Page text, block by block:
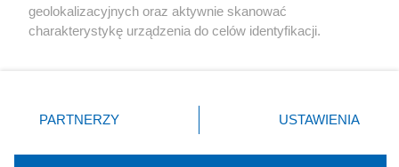
geolokalizacyjnych oraz aktywnie skanować
charakterystykę urządzenia do celów identyfikacji.
zmienić/wycofać klikając przycisk ustawień prywatności
znajdujący się w lewym dolnym rogu strony
rodzaje przetwarzania danych nie wymagają zgody
PARTNERZY USTAWIENIA